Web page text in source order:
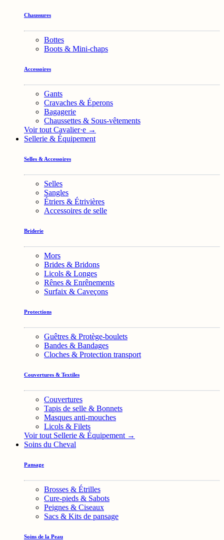
Chaussures
Bottes
Boots & Mini-chaps
Accessoires
Gants
Cravaches & Éperons
Bagagerie
Chaussettes & Sous-vêtements
Voir tout Cavalier·e →
Sellerie & Équipement
Selles & Accessoires
Selles
Sangles
Étriers & Étrivières
Accessoires de selle
Briderie
Mors
Brides & Bridons
Licols & Longes
Rênes & Enrênements
Surfaix & Caveçons
Protections
Guêtres & Protège-boulets
Bandes & Bandages
Cloches & Protection transport
Couvertures & Textiles
Couvertures
Tapis de selle & Bonnets
Masques anti-mouches
Licols & Filets
Voir tout Sellerie & Équipement →
Soins du Cheval
Pansage
Brosses & Étrilles
Cure-pieds & Sabots
Peignes & Ciseaux
Sacs & Kits de pansage
Soins de la Peau